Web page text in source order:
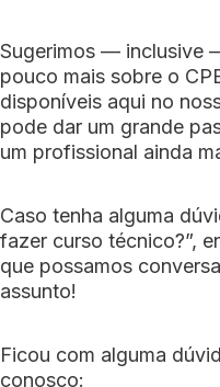
Sugerimos — inclusive
pouco mais sobre o
disponíveis aqui no
pode dar um grande
um profissional ainda
Caso tenha alguma
fazer curso técnico?”,
que possamos
assunto!
Ficou com alguma
conosco: